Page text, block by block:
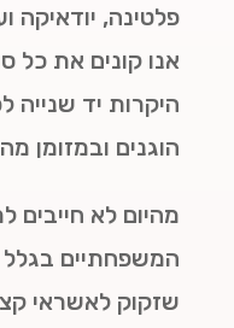
פלטינה, יודאיקה
אנו קונים את כל
היקרות יד שנייה
הוגנים ובמזומן
מהיום לא חייבים
המשפחתיים בגלל
שזקוק לאשראי